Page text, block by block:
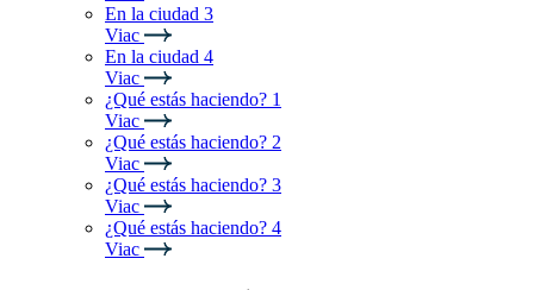
En la ciudad 3
Viac
En la ciudad 4
Viac
¿Qué estás haciendo? 1
Viac
¿Qué estás haciendo? 2
Viac
¿Qué estás haciendo? 3
Viac
¿Qué estás haciendo? 4
Viac